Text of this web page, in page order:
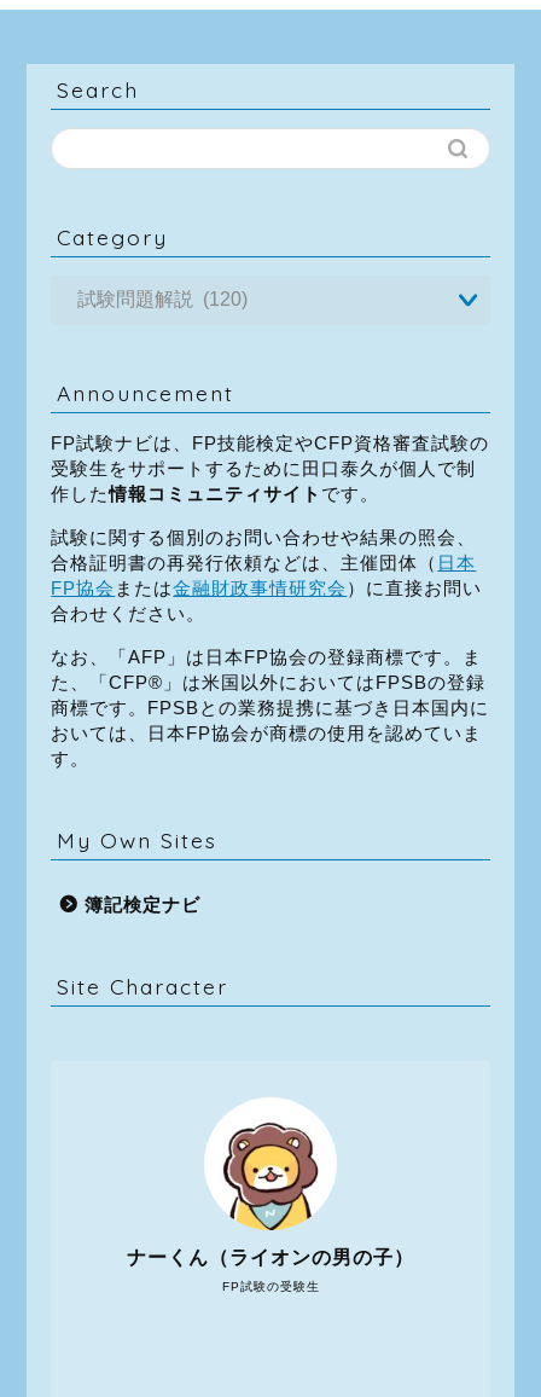
Search
Category
Announcement
FP試験ナビは、FP技能検定やCFP資格審査試験の
受験生をサポートするために田口泰久が個人で制
作した情報コミュニティサイト です。
試験に関する個別のお問い合わせや結果の照会、
合格証明書の再発行依頼などは、主催団体（ 日本
FP協会 または金融財政事情研究会 ）に直接お問い
合わせください。
なお、「AFP」は日本FP協会の登録商標です。ま
た、「CFP®」は米国以外においてはFPSBの登録
商標です。FPSBとの業務提携に基づき日本国内に
おいては、日本FP協会が商標の使用を認めていま
す。
My Own Sites
簿記検定ナビ
Site Character
FP試験の受験生
ナーくん（ライオンの男の子）